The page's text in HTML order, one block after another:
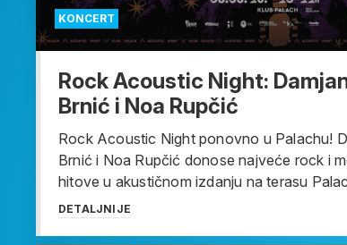
KONCERT
Rock Acoustic Night:
Brnić i Noa Rupčić
Rock Acoustic Night ponovno u Palachu!
Brnić i Noa Rupčić donose najveće rock i
hitove u akustičnom izdanju na terasu
DETALJNIJE